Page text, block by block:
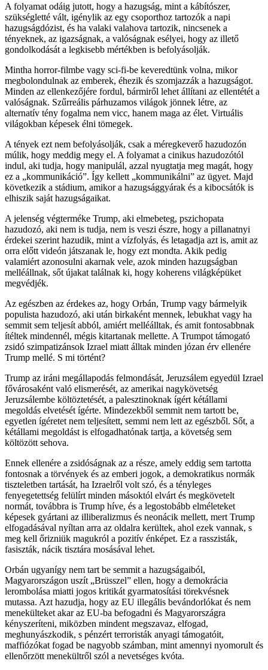
A folyamat odáig jutott, hogy a hazugság, mint a kábítószer,
szükségletté vált, igénylik az egy csoporthoz tartozók a napi
hazugságdózist, és ha valaki valahova tartozik, nincsenek a
tényeknek, az igazságnak, a valóságnak esélyei, hogy az illető
gondolkodását a legkisebb mértékben is befolyásolják.
Mintha horror-filmbe vagy sci-fi-be keveredtünk volna, mikor
megbolondulnak az emberek, éhezik és szomjazzák a hazugságot.
Minden az ellenkezőjére fordul, bármiről lehet állítani az ellentétét a
valóságnak. Szűrreális párhuzamos világok jönnek létre, az
alternatív tény fogalma nem vicc, hanem maga az élet. Virtuális
világokban képesek élni tömegek.
A tények ezt nem befolyásolják, csak a méregkeverő hazudozón
múlik, hogy meddig megy el. A folyamat a cinikus hazudozótól
indul, aki tudja, hogy manipulál, azzal nyugtatja meg magát, hogy
ez a „kommunikáció”. Így kellett „kommunikálni” az ügyet. Majd
következik a stádium, amikor a hazugsággyárak és a kibocsátók is
elhiszik saját hazugságaikat.
A jelenség végterméke Trump, aki elmebeteg, pszichopata
hazudozó, aki nem is tudja, nem is veszi észre, hogy a pillanatnyi
érdekei szerint hazudik, mint a vízfolyás, és letagadja azt is, amit az
orra előtt videón játszanak le, hogy ezt mondta. Akik pedig
valamiért azonosulni akarnak vele, azok minden hazugságban
melléállnak, sőt újakat találnak ki, hogy koherens világképüket
megvédjék.
Az egészben az érdekes az, hogy Orbán, Trump vagy bármelyik
populista hazudozó, aki után birkaként mennek, lebukhat vagy ha
semmit sem teljesít abból, amiért melléálltak, és amit fontosabbnak
ítéltek mindennél, mégis kitartanak mellette. A Trumpot támogató
zsidó szimpatizánsok Izrael miatt álltak minden józan érv ellenére
Trump mellé. S mi történt?
Trump az iráni megállapodás felmondását, Jeruzsálem egyedül Izrael
fővárosaként való elismerését, az amerikai nagykövetség
Jeruzsálembe költöztetését, a palesztinoknak ígért kétállami
megoldás elvetését ígérte. Mindezekből semmit nem tartott be,
egyetlen ígéretet nem teljesített, semmi nem lett az egészből. Sőt, a
kétállami megoldást is elfogadhatónak tartja, a követség sem
költözött sehova.
Ennek ellenére a zsidóságnak az a része, amely eddig sem tartotta
fontosnak a törvények és az emberi jogok, a demokratikus normák
tiszteletben tartását, ha Izraelről volt szó, és a tényleges
fenyegetettség felülírt minden másoktól elvárt és megkövetelt
normát, továbbra is Trump híve, és a legostobább elméleteket
képesek gyártani az illiberalizmus és neonácik mellett, mert Trump
elfogadásával nyíltan arra az oldalra kerültek, ahol ezek vannak, s
meg kell őrizniük magukról a pozitív énképet. Ez a rasszisták,
fasiszták, nácik tisztára mosásával lehet.
Orbán ugyanígy nem tart be semmit a hazugságaiból,
Magyarországon uszít „Brüsszel” ellen, hogy a demokrácia
lerombolása miatti jogos kritikát gyarmatosítási törekvésnek
mutassa. Azt hazudja, hogy az EU illegális bevándorlókat és nem
menekülteket akar az EU-ba befogadni és Magyarországra
kényszeríteni, miközben mindent megszavaz, elfogad,
meghunyászkodik, s pénzért terroristák anyagi támogatóit,
maffiózókat fogad be nagyobb számban, mint amennyi nyomorult és
ellenőrzött menekültről szól a nevetséges kvóta.